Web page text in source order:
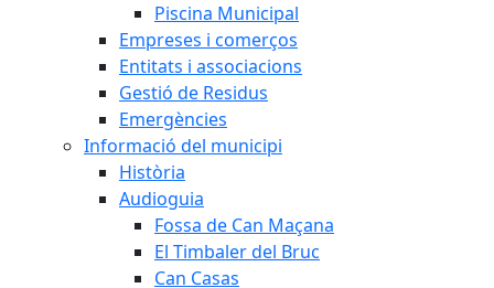
Piscina Municipal
Empreses i comerços
Entitats i associacions
Gestió de Residus
Emergències
Informació del municipi
Història
Audioguia
Fossa de Can Maçana
El Timbaler del Bruc
Can Casas